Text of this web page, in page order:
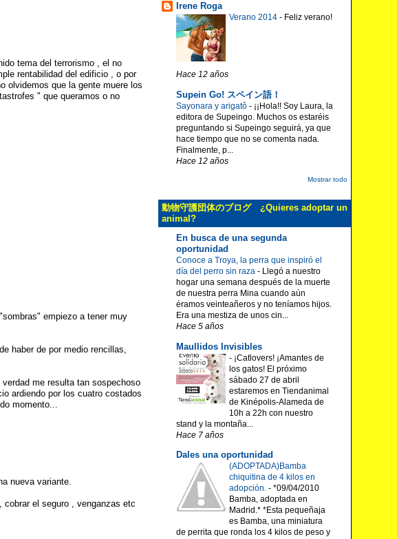
tema del terrorismo , el no
rentabilidad del edificio , o por
olvidemos que la gente muere los
" que queramos o no
empiezo a tener muy
haber de por medio rencillas,
me resulta tan sospechoso
ardiendo por los cuatro costados
momento...
nueva variante.
el seguro , venganzas etc
Irene Roga
Verano 2014 - Feliz verano!
Hace 12 años
Supein Go! スペイン語！
Sayonara y arigatô - ¡¡Hola!! Soy Laura, la
editora de Supeingo. Muchos os estaréis
preguntando si Supeingo seguirá, ya que
hace tiempo que no se comenta nada.
Finalmente, p...
Hace 12 años
Mostrar todo
動物守護団体のブログ ¿Quieres adoptar un
animal?
En busca de una segunda
oportunidad
Conoce a Troya, la perra que inspiró el
día del perro sin raza - Llegó a nuestro
hogar una semana después de la muerte
de nuestra perra Mina cuando aún
éramos veinteañeros y no teníamos hijos.
Era una mestiza de unos cin...
Hace 5 años
Maullidos Invisibles
- ¡Catlovers! ¡Amantes de
los gatos! El próximo
sábado 27 de abril
estaremos en Tiendanimal
de Kinépolis-Alameda de
10h a 22h con nuestro
stand y la montaña...
Hace 7 años
Dales una oportunidad
(ADOPTADA)Bamba
chiquitina de 4 kilos en
adopción. - *09/04/2010
Bamba, adoptada en
Madrid.* *Esta pequeñaja
es Bamba, una miniatura
de perrita que ronda los 4 kilos de peso y